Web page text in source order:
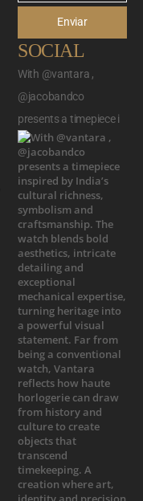
Enviar
SOCIAL
With @vantara ,
@jacobandco
presents a timepiece i